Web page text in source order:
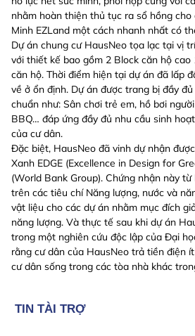
nhằm hoàn thiện thủ tục ra sổ hồng
Minh EZLand một cách nhanh nhất có
Dự án chung cư HausNeo tọa lạc tại vị
với thiết kế bao gồm 2 Block căn hộ
căn hộ. Thời điểm hiện tại dự án đã lấp
về ở ổn định. Dự án được trang bị đầy
chuẩn như: Sân chơi trẻ em, hồ bơi
BBQ… đáp ứng đầy đủ nhu cầu sinh
của cư dân.
Đặc biệt, HausNeo đã vinh dự nhận
Xanh EDGE (Excellence in Design for
(World Bank Group). Chứng nhận này
trên các tiêu chí Năng lượng, nước và
vật liệu cho các dự án nhằm mục đích
năng lượng. Và thực tế sau khi dự án
trong một nghiên cứu độc lập của Đại
rằng cư dân của HausNeo trả tiền điện
cư dân sống trong các tòa nhà khác